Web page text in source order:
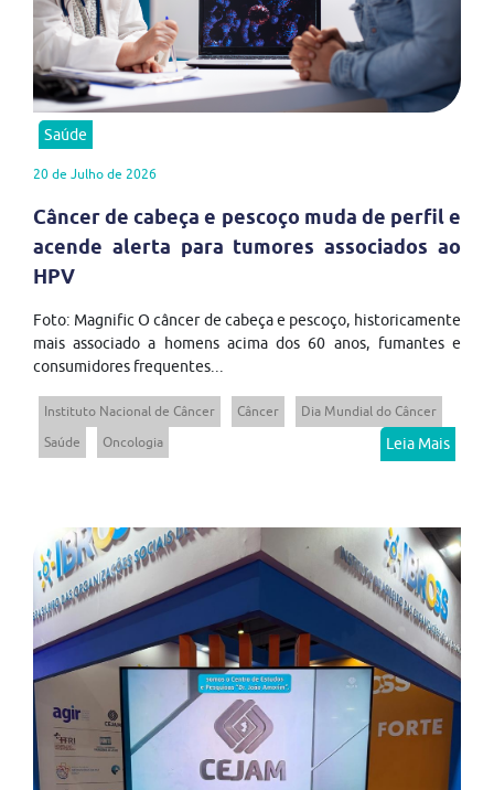
Saúde
20 de Julho de 2026
Câncer de cabeça e pescoço muda de perfil e
acende alerta para tumores associados ao
HPV
Foto: Magnific O câncer de cabeça e pescoço, historicamente
mais associado a homens acima dos 60 anos, fumantes e
consumidores frequentes...
Instituto Nacional de Câncer Câncer
Dia Mundial do Câncer
Saúde
Oncologia Leia Mais